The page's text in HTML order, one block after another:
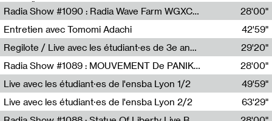
Radio Študent
Radia Show #1090 : Radia Wave Farm WGXC Corey De Juan Sherrard Jr Startalk
Wave Farm
28'00"
Entretien avec Tomomi Adachi
Tomomi Adachi,Loraine Baud
42'59"
Regilote / Live avec les étudiant·es de 3e année de l'EMA
Nima Henryon,Athéna Noël,Amir Genillon,Ibourayane Ahmadi,Manelle Cherrih,Honorine Gibello,John Weeber,Manon Joseph
29'20"
Radia Show #1089 : MOUVEMENT De PANIK (Radio Panik)
Radio Panik
28'00"
Live avec les étudiant·es de l'ensba Lyon 1/2
49'59"
Live avec les étudiant·es de l'ensba Lyon 2/2
63'29"